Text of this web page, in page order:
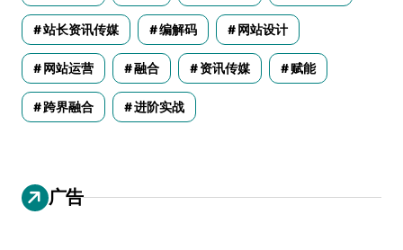
站长资讯传媒 编解码 网站设计
网站运营 融合 资讯传媒 赋能
跨界融合 进阶实战
广告